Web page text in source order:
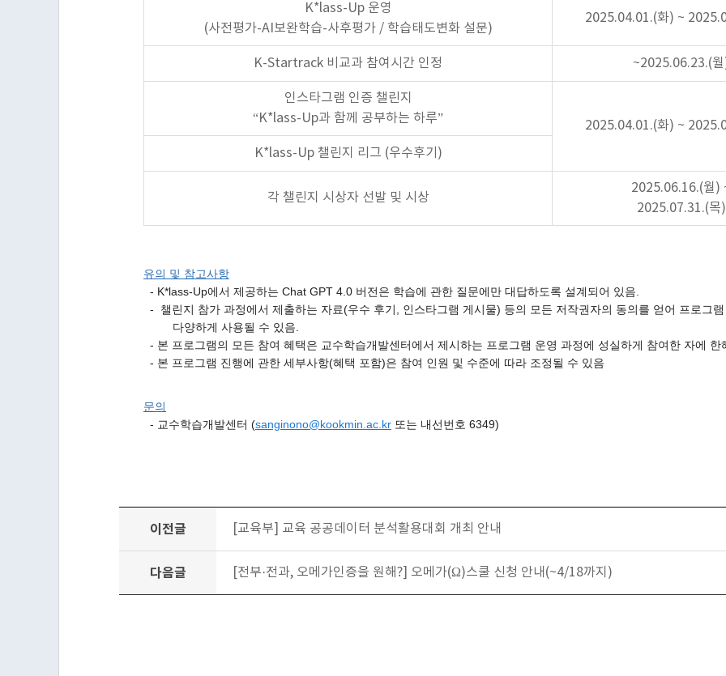
K*lass-Up 운영
(사전평가-AI보완학습-사후평가 / 학습태도변화 설문)
2025.04.01.(화) ~
K-Startrack 비교과 참여시간 인정 ~2025.06.23.(
인스타그램 인증 챌린지
“K*lass-Up과 함께 공부하는 하루”
2025.04.01.(화) ~
K*lass-Up 챌린지 리그 (우수후기)
각 챌린지 시상자 선발 및 시상
2025.06.16.(월)
2025.07.31.(목)
유의 및 참고사항
- K*lass-Up에서 제공하는 Chat GPT 4.0 버전은 학습에 관한 질문에만 대답하도록 설계되어 있음.
- 챌린지 참가 과정에서 제출하는 자료(우수 후기, 인스타그램 게시물) 등의 모든 저작권자의 동의를 얻어 프로그
다양하게 사용될 수 있음.
- 본 프로그램의 모든 참여 혜택은 교수학습개발센터에서 제시하는 프로그램 운영 과정에 성실하게 참여한 자에 한
- 본 프로그램 진행에 관한 세부사항(혜택 포함)은 참여 인원 및 수준에 따라 조정될 수 있음
문의
- 교수학습개발센터 (sanginono@kookmin.ac.kr 또는 내선번호 6349)
이전글 [교육부] 교육 공공데이터 분석활용대회 개최 안내
다음글 [전부·전과, 오메가인증을 원해?] 오메가(Ω)스쿨 신청 안내(~4/18까지)